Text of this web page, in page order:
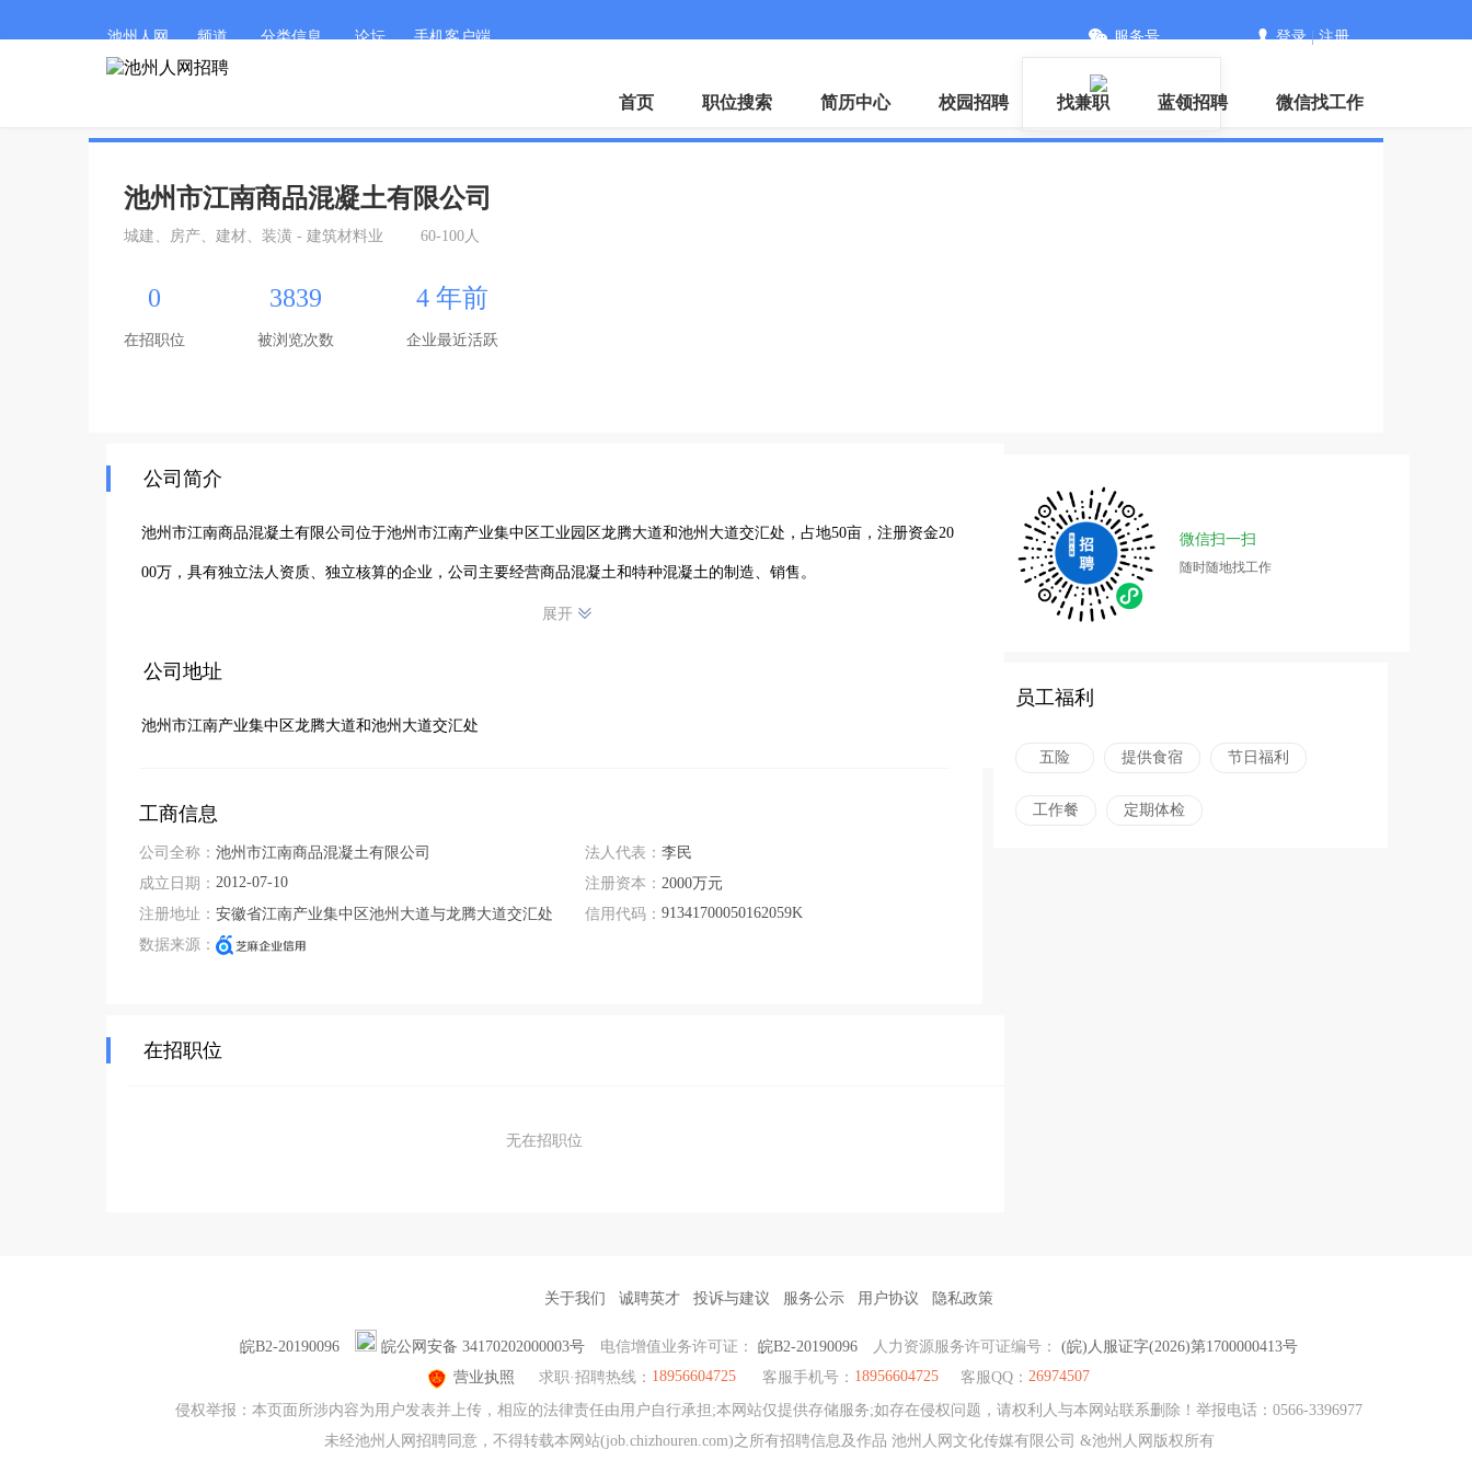
池州人网 频道 分类信息 论坛 手机客户端
微信
服务号 登录|注册
首页 职位搜索 简历中心 校园招聘 找兼职 蓝领招聘 微信找工作
池州市江南商品混凝土有限公司
城建、房产、建材、装潢 - 建筑材料业 60-100人
0
在招职位
3839
被浏览次数
4 年前
企业最近活跃
公司简介
池州市江南商品混凝土有限公司位于池州市江南产业集中区工业园区龙腾大道和池州大道交汇处，占地50亩，注册资金20
00万，具有独立法人资质、独立核算的企业，公司主要经营商品混凝土和特种混凝土的制造、销售。
展开
公司地址
池州市江南产业集中区龙腾大道和池州大道交汇处
工商信息
公司全称： 池州市江南商品混凝土有限公司
成立日期： 2012-07-10
注册地址： 安徽省江南产业集中区池州大道与龙腾大道交汇处
数据来源：
法人代表： 李民
注册资本： 2000万元
信用代码： 91341700050162059K
在招职位
无在招职位
微信扫一扫
随时随地找工作
员工福利
五险 提供食宿 节日福利
工作餐 定期体检
关于我们 诚聘英才 投诉与建议 服务公示 用户协议 隐私政策
皖B2-20190096 皖公网安备 34170202000003号 电信增值业务许可证： 皖B2-20190096 人力资源服务许可证编号： (皖)人服证字(2026)第1700000413号
营业执照
求职·招聘热线： 18956604725 客服手机号： 18956604725 客服QQ： 26974507
侵权举报：本页面所涉内容为用户发表并上传，相应的法律责任由用户自行承担;本网站仅提供存储服务;如存在侵权问题，请权利人与本网站联系删除！举报电话：0566-3396977
未经池州人网招聘同意，不得转载本网站(job.chizhouren.com)之所有招聘信息及作品 池州人网文化传媒有限公司 &池州人网版权所有